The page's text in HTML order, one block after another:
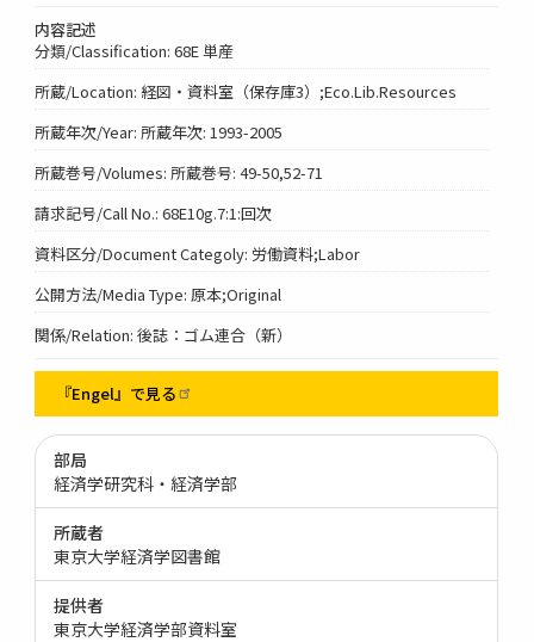
内容記述
分類/Classification: 68E 単産
所蔵/Location: 経図・資料室（保存庫3）;Eco.Lib.Resources
所蔵年次/Year: 所蔵年次: 1993-2005
所蔵巻号/Volumes: 所蔵巻号: 49-50,52-71
請求記号/Call No.: 68E10g.7:1:回次
資料区分/Document Categoly: 労働資料;Labor
公開方法/Media Type: 原本;Original
関係/Relation: 後誌：ゴム連合（新）
『Engel』で見る
部局
経済学研究科・経済学部
所蔵者
東京大学経済学図書館
提供者
東京大学経済学部資料室